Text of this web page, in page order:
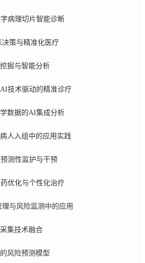
理切片智能诊断
策与精准化医疗
掘与智能分析
术驱动的精准诊疗
数据的AI集成分析
入组中的应用实践
测性监护与干预
化与个性化治疗
与风险监测中的应用
集技术融合
风险预测模型